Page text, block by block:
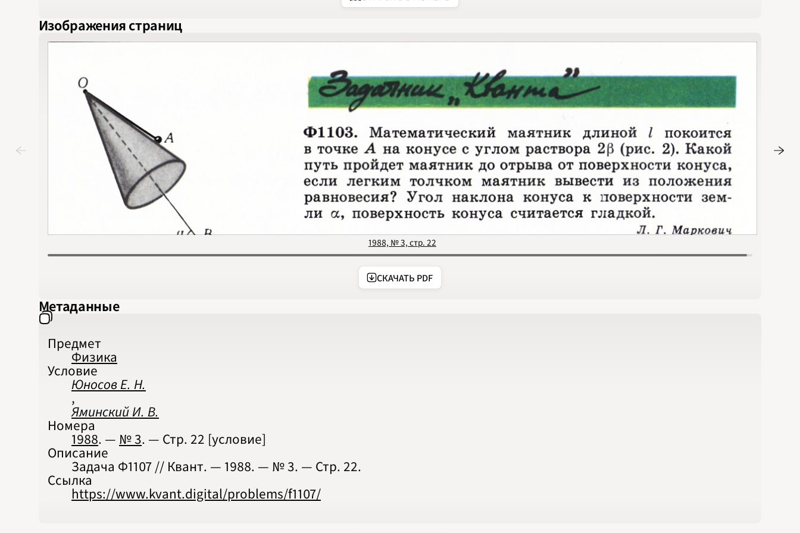
1994
2001
2002
2003
2004
2006
2007
2008
2009
2010
2011
2012
2013
2014
2015
2017
2018
2019
2020
2021
2022
Изображения страниц
1988, № 3, стр. 22
СКАЧАТЬ PDF
Метаданные
Предмет
Физика
Условие
Юносов Е. Н.
,
Яминский И. В.
Номера
1988. — № 3. — Стр. 22 [условие]
Описание
Задача Ф1107 // Квант. — 1988. — № 3. — Стр. 22.
Ссылка
https://www.kvant.digital/problems/f1107/